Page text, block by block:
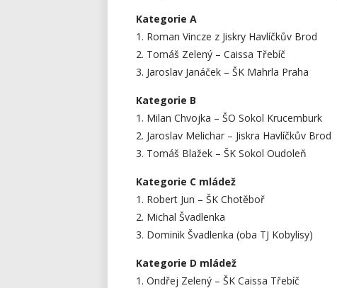
Kategorie A
1. Roman Vincze z Jiskry Havlíčkův Brod
2. Tomáš Zelený – Caissa Třebíč
3. Jaroslav Janáček – ŠK Mahrla Praha
Kategorie B
1. Milan Chvojka – ŠO Sokol Krucemburk
2. Jaroslav Melichar – Jiskra Havlíčkův Brod
3. Tomáš Blažek – ŠK Sokol Oudoleň
Kategorie C mládež
1. Robert Jun – ŠK Chotěboř
2. Michal Švadlenka
3. Dominik Švadlenka (oba TJ Kobylisy)
Kategorie D mládež
1. Ondřej Zelený – ŠK Caissa Třebíč